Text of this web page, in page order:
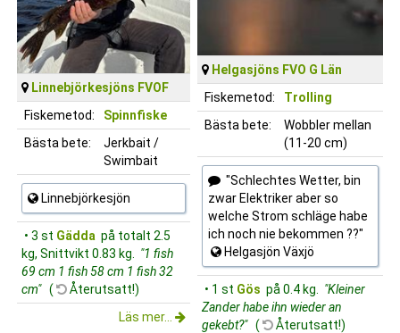
Linnebjörkesjöns FVOF
Fiskemetod:
Spinnfiske
Bästa bete:
Jerkbait /
Swimbait
Linnebjörkesjön
• 3 st Gädda på totalt 2.5
kg, Snittvikt 0.83 kg.
"1 fish
69 cm 1 fish 58 cm 1 fish 32
cm" (
Återutsatt!)
Läs mer...
Helgasjöns FVO G Län
Fiskemetod:
Trolling
Bästa bete:
Wobbler mellan
(11-20 cm)
"Schlechtes Wetter, bin
zwar Elektriker aber so
welche Strom schläge habe
ich noch nie bekommen ??"
Helgasjön Växjö
• 1 st Gös på 0.4 kg.
"Kleiner
Zander habe ihn wieder an
gekebt?" (
Återutsatt!)